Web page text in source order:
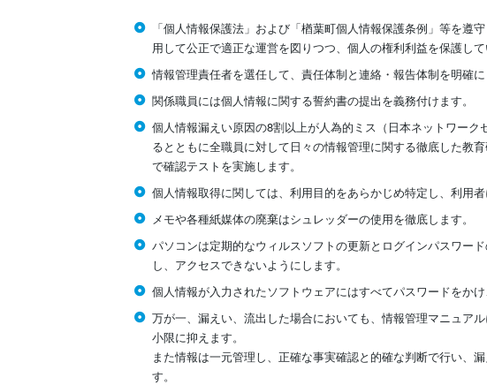
「個人情報保護法」および「楢葉町個人情報保護条例」等を
用して公正で適正な運営を図りつつ、個人の権利利益を保護して
情報管理責任者を選任して、責任体制と連絡・報告体制を明確
関係職員には個人情報に関する誓約書の提出を義務付けます。
個人情報漏えい原因の8割以上が人為的ミス（日本ネットワー
るとともに全職員に対して日々の情報管理に関する徹底した教
で確認テストを実施します。
個人情報取得に関しては、利用目的をあらかじめ特定し、利用
メモや各種紙媒体の廃棄はシュレッダーの使用を徹底します。
パソコンは定期的なウィルスソフトの更新とログインパスワー
し、アクセスできないようにします。
個人情報が入力されたソフトウェアにはすべてパスワードをか
万が一、漏えい、流出した場合においても、情報管理マニュア
小限に抑えます。
また情報は一元管理し、正確な事実確認と的確な判断で行い、
す。